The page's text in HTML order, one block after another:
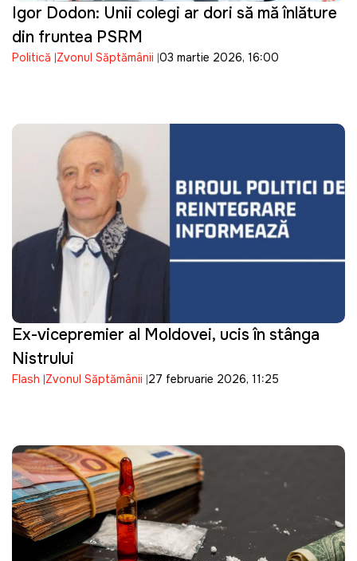
Igor Dodon: Unii colegi ar dori să mă înlăture
din fruntea PSRM
Politică Zvonul Săptămânii 03 martie 2026, 16:00
Ex-vicepremier al Moldovei, ucis în stânga
Nistrului
Flash Zvonul Săptămânii 27 februarie 2026, 11:25